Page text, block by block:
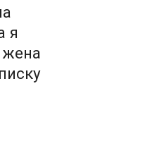
я
жена